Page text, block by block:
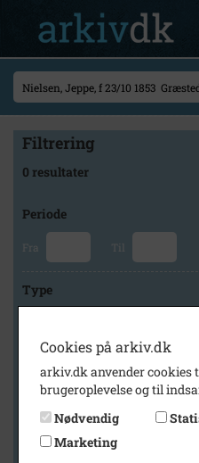
Filtrering
0 resultater
Periode
Fra Til
Type
Arkiv
Lokalarkivet Alsønderup -
Cookies på arkiv.dk
arkiv.dk anvender cookies
brugeroplevelse og til
Nødvendig
Marketing